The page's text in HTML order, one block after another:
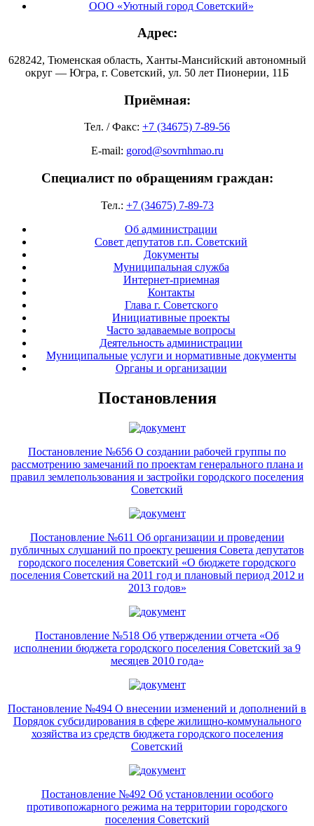
ООО «Уютный город Советский»
Адрес:
628242, Тюменская область, Ханты-Мансийский автономный
округ — Югра, г. Советский, ул. 50 лет Пионерии, 11Б
Приёмная:
Тел. / Факс: +7 (34675) 7-89-56
E-mail: gorod@sovrnhmao.ru
Специалист по обращениям граждан:
Тел.: +7 (34675) 7-89-73
Об администрации
Совет депутатов г.п. Советский
Документы
Муниципальная служба
Интернет-приемная
Контакты
Глава г. Советского
Инициативные проекты
Часто задаваемые вопросы
Деятельность администрации
Муниципальные услуги и нормативные документы
Органы и организации
Постановления
Постановление №656 О создании рабочей группы по
рассмотрению замечаний по проектам генерального плана и
правил землепользования и застройки городского поселения
Советский
Постановление №611 Об организации и проведении
публичных слушаний по проекту решения Совета депутатов
городского поселения Советский «О бюджете городского
поселения Советский на 2011 год и плановый период 2012 и
2013 годов»
Постановление №518 Об утверждении отчета «Об
исполнении бюджета городского поселения Советский за 9
месяцев 2010 года»
Постановление №494 О внесении изменений и дополнений в
Порядок субсидирования в сфере жилищно-коммунального
хозяйства из средств бюджета городского поселения
Советский
Постановление №492 Об установлении особого
противопожарного режима на территории городского
поселения Советский